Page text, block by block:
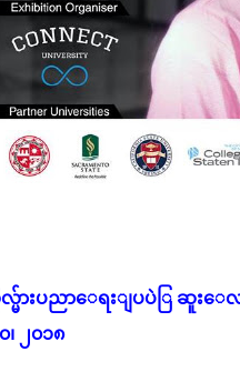
ားပညာေရးျပပဲြ ဆူးေလ
၊ ၂၀၁၈